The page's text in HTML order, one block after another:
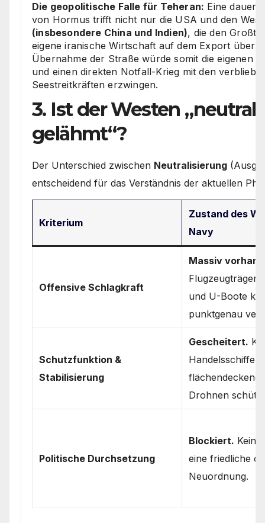
Die geopolitische Falle für Teheran: Eine
von Hormus trifft nicht nur die USA und den
(insbesondere China und Indien), die den
eigene iranische Wirtschaft auf dem Export über
Übernahme der Straße würde somit die eigenen
und einen direkten Notfall-Krieg mit den
Seestreitkräften erzwingen.
3. Ist der Westen
gelähmt“?
Der Unterschied zwischen Neutralisierung
entscheidend für das Verständnis der aktuellen
Kriterium
Zustand des
Navy
Offensive Schlagkraft
Massiv
Flugzeugträger,
und U-Boote
punktgenau
Schutzfunktion &
Stabilisierung
Gescheitert.
Handelsschiffe
flächendeckend
Drohnen
Politische Durchsetzung
Blockiert.
eine friedliche
Neuordnung.